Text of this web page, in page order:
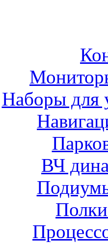
Наборы для
ВЧ